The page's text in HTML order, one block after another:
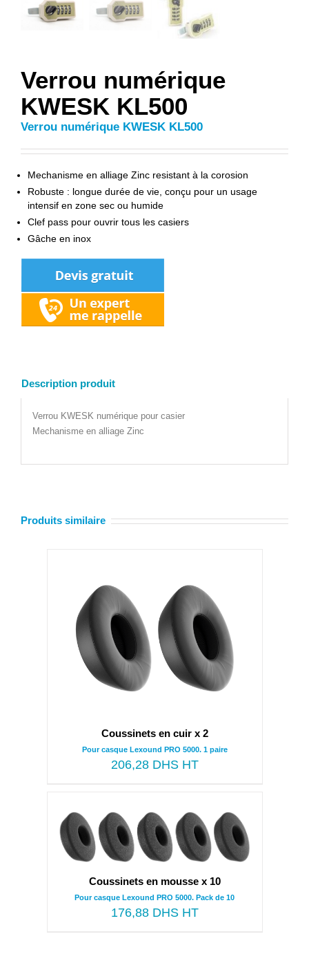
Verrou numérique
KWESK KL500
Verrou numérique KWESK KL500
Mechanisme en alliage Zinc resistant à la corosion
Robuste : longue durée de vie, conçu pour un usage
intensif en zone sec ou humide
Clef pass pour ouvrir tous les casiers
Gâche en inox
Description produit
Verrou KWESK numérique pour casier
Mechanisme en alliage Zinc
Produits similaire
Coussinets en cuir x 2
Pour casque Lexound PRO 5000. 1 paire
206,28DHS HT
Coussinets en mousse x 10
Pour casque Lexound PRO 5000. Pack de 10
176,88DHS HT